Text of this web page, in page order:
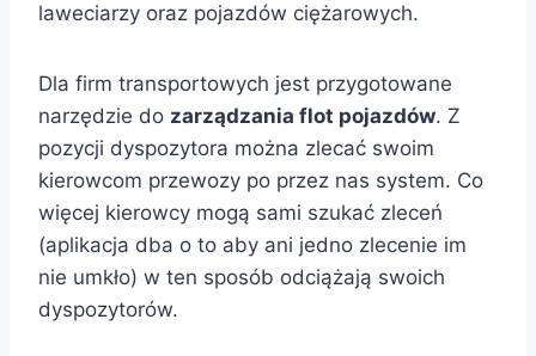
laweciarzy oraz pojazdów ciężarowych.
Dla firm transportowych jest przygotowane
narzędzie do zarządzania flot pojazdów. Z
pozycji dyspozytora można zlecać swoim
kierowcom przewozy po przez nas system. Co
więcej kierowcy mogą sami szukać zleceń
(aplikacja dba o to aby ani jedno zlecenie im
nie umkło) w ten sposób odciążają swoich
dyspozytorów.